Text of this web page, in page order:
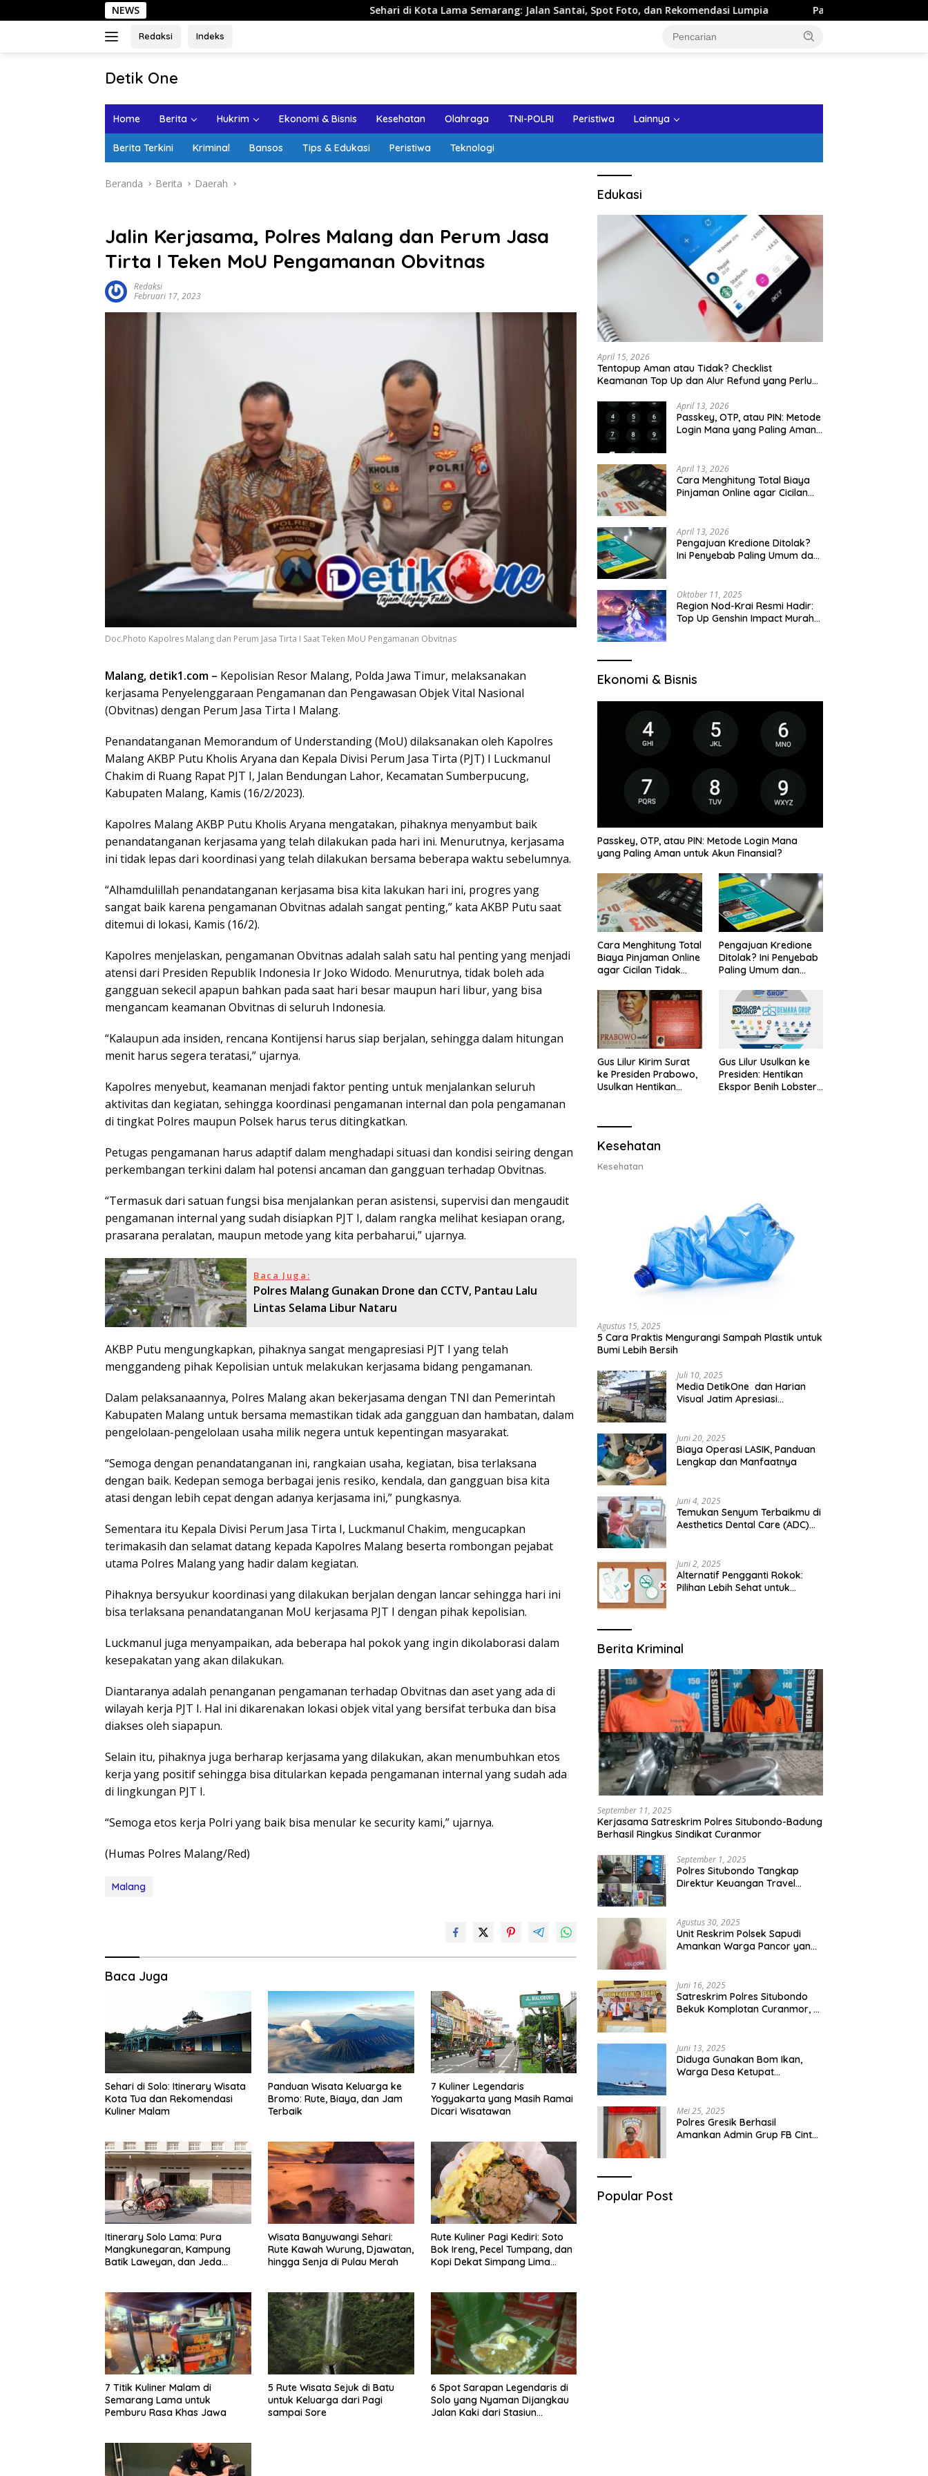
ke
NEWS Sehari di Kota Lama Semarang: Jalan Santai, Spot Foto, dan Rekomendasi Lumpia Panduan Wisata Keluarga ke Kota Batu:
Redaksi Indeks
Detik One
Ungkap
Home Berita Hukrim Ekonomi & Bisnis Kesehatan Olahraga TNI-POLRI Peristiwa Lainnya
Berita Terkini Kriminal Bansos Tips & Edukasi Peristiwa Teknologi
Beranda Berita Daerah
Jalin Kerjasama, Polres Malang dan Perum Jasa
Tirta I Teken MoU Pengamanan Obvitnas
Redaksi
Februari 17, 2023
Doc.Photo Kapolres Malang dan Perum Jasa Tirta I Saat Teken MoU Pengamanan Obvitnas
Malang, detik1.com – Kepolisian Resor Malang, Polda Jawa Timur, melaksanakan
kerjasama Penyelenggaraan Pengamanan dan Pengawasan Objek Vital Nasional
(Obvitnas) dengan Perum Jasa Tirta I Malang.
Penandatanganan Memorandum of Understanding (MoU) dilaksanakan oleh Kapolres
Malang AKBP Putu Kholis Aryana dan Kepala Divisi Perum Jasa Tirta (PJT) I Luckmanul
Chakim di Ruang Rapat PJT I, Jalan Bendungan Lahor, Kecamatan Sumberpucung,
Kabupaten Malang, Kamis (16/2/2023).
Kapolres Malang AKBP Putu Kholis Aryana mengatakan, pihaknya menyambut baik
penandatanganan kerjasama yang telah dilakukan pada hari ini. Menurutnya, kerjasama
ini tidak lepas dari koordinasi yang telah dilakukan bersama beberapa waktu sebelumnya.
“Alhamdulillah penandatanganan kerjasama bisa kita lakukan hari ini, progres yang
sangat baik karena pengamanan Obvitnas adalah sangat penting,” kata AKBP Putu saat
ditemui di lokasi, Kamis (16/2).
Kapolres menjelaskan, pengamanan Obvitnas adalah salah satu hal penting yang menjadi
atensi dari Presiden Republik Indonesia Ir Joko Widodo. Menurutnya, tidak boleh ada
gangguan sekecil apapun bahkan pada saat hari besar maupun hari libur, yang bisa
mengancam keamanan Obvitnas di seluruh Indonesia.
“Kalaupun ada insiden, rencana Kontijensi harus siap berjalan, sehingga dalam hitungan
menit harus segera teratasi,” ujarnya.
Kapolres menyebut, keamanan menjadi faktor penting untuk menjalankan seluruh
aktivitas dan kegiatan, sehingga koordinasi pengamanan internal dan pola pengamanan
di tingkat Polres maupun Polsek harus terus ditingkatkan.
Petugas pengamanan harus adaptif dalam menghadapi situasi dan kondisi seiring dengan
perkembangan terkini dalam hal potensi ancaman dan gangguan terhadap Obvitnas.
“Termasuk dari satuan fungsi bisa menjalankan peran asistensi, supervisi dan mengaudit
pengamanan internal yang sudah disiapkan PJT I, dalam rangka melihat kesiapan orang,
prasarana peralatan, maupun metode yang kita perbaharui,” ujarnya.
Baca Juga:
Polres Malang Gunakan Drone dan CCTV, Pantau Lalu
Lintas Selama Libur Nataru
AKBP Putu mengungkapkan, pihaknya sangat mengapresiasi PJT I yang telah
menggandeng pihak Kepolisian untuk melakukan kerjasama bidang pengamanan.
Dalam pelaksanaannya, Polres Malang akan bekerjasama dengan TNI dan Pemerintah
Kabupaten Malang untuk bersama memastikan tidak ada gangguan dan hambatan, dalam
pengelolaan-pengelolaan usaha milik negera untuk kepentingan masyarakat.
“Semoga dengan penandatanganan ini, rangkaian usaha, kegiatan, bisa terlaksana
dengan baik. Kedepan semoga berbagai jenis resiko, kendala, dan gangguan bisa kita
atasi dengan lebih cepat dengan adanya kerjasama ini,” pungkasnya.
Sementara itu Kepala Divisi Perum Jasa Tirta I, Luckmanul Chakim, mengucapkan
terimakasih dan selamat datang kepada Kapolres Malang beserta rombongan pejabat
utama Polres Malang yang hadir dalam kegiatan.
Pihaknya bersyukur koordinasi yang dilakukan berjalan dengan lancar sehingga hari ini
bisa terlaksana penandatanganan MoU kerjasama PJT I dengan pihak kepolisian.
Luckmanul juga menyampaikan, ada beberapa hal pokok yang ingin dikolaborasi dalam
kesepakatan yang akan dilakukan.
Diantaranya adalah penanganan pengamanan terhadap Obvitnas dan aset yang ada di
wilayah kerja PJT I. Hal ini dikarenakan lokasi objek vital yang bersifat terbuka dan bisa
diakses oleh siapapun.
Selain itu, pihaknya juga berharap kerjasama yang dilakukan, akan menumbuhkan etos
kerja yang positif sehingga bisa ditularkan kepada pengamanan internal yang sudah ada
di lingkungan PJT I.
“Semoga etos kerja Polri yang baik bisa menular ke security kami,” ujarnya.
(Humas Polres Malang/Red)
Malang
Baca Juga
Sehari di Solo: Itinerary Wisata
Kota Tua dan Rekomendasi
Kuliner Malam
Panduan Wisata Keluarga ke
Bromo: Rute, Biaya, dan Jam
Terbaik
7 Kuliner Legendaris
Yogyakarta yang Masih Ramai
Dicari Wisatawan
Itinerary Solo Lama: Pura
Mangkunegaran, Kampung
Batik Laweyan, dan Jeda
Wisata Banyuwangi Sehari:
Rute Kawah Wurung, Djawatan,
hingga Senja di Pulau Merah
Rute Kuliner Pagi Kediri: Soto
Bok Ireng, Pecel Tumpang, dan
Kopi Dekat Simpang Lima
7 Titik Kuliner Malam di
Semarang Lama untuk
Pemburu Rasa Khas Jawa
5 Rute Wisata Sejuk di Batu
untuk Keluarga dari Pagi
sampai Sore
6 Spot Sarapan Legendaris di
Solo yang Nyaman Dijangkau
Jalan Kaki dari Stasiun
Edukasi
April 15, 2026
Tentopup Aman atau Tidak? Checklist
Keamanan Top Up dan Alur Refund yang Perlu
April 13, 2026
Passkey, OTP, atau PIN: Metode
Login Mana yang Paling Aman
April 13, 2026
Cara Menghitung Total Biaya
Pinjaman Online agar Cicilan
April 13, 2026
Pengajuan Kredione Ditolak?
Ini Penyebab Paling Umum dan
Oktober 11, 2025
Region Nod-Krai Resmi Hadir:
Top Up Genshin Impact Murah
Ekonomi & Bisnis
Passkey, OTP, atau PIN: Metode Login Mana
yang Paling Aman untuk Akun Finansial?
Cara Menghitung Total
Biaya Pinjaman Online
agar Cicilan Tidak
Pengajuan Kredione
Ditolak? Ini Penyebab
Paling Umum dan
Gus Lilur Kirim Surat
ke Presiden Prabowo,
Usulkan Hentikan
Lobster 50 Gram
Gus Lilur Usulkan ke
Presiden: Hentikan
Ekspor Benih Lobster,
Kesehatan
Kesehatan
Agustus 15, 2025
5 Cara Praktis Mengurangi Sampah Plastik untuk
Bumi Lebih Bersih
Juli 10, 2025
Media DetikOne dan Harian
Visual Jatim Apresiasi
Juni 20, 2025
Biaya Operasi LASIK, Panduan
Lengkap dan Manfaatnya
Juni 4, 2025
Temukan Senyum Terbaikmu di
Aesthetics Dental Care (ADC)
Juni 2, 2025
Alternatif Pengganti Rokok:
Pilihan Lebih Sehat untuk
Berita Kriminal
September 11, 2025
Kerjasama Satreskrim Polres Situbondo-Badung
Berhasil Ringkus Sindikat Curanmor
September 1, 2025
Polres Situbondo Tangkap
Direktur Keuangan Travel
Agustus 30, 2025
Unit Reskrim Polsek Sapudi
Amankan Warga Pancor yang
Juni 16, 2025
Satreskrim Polres Situbondo
Bekuk Komplotan Curanmor, 9
Juni 13, 2025
Diduga Gunakan Bom Ikan,
Warga Desa Ketupat
Mei 25, 2025
Polres Gresik Berhasil
Amankan Admin Grup FB Cinta
Popular Post